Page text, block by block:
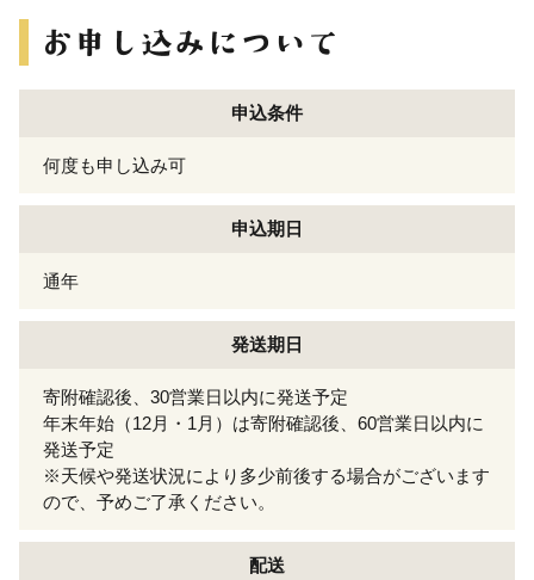
申込条件
何度も申し込み可
申込期日
通年
発送期日
寄附確認後、30営業日以内に発送予定
年末年始（12月・1月）は寄附確認後、60営業日以内に
発送予定
※天候や発送状況により多少前後する場合がございます
ので、予めご了承ください。
配送